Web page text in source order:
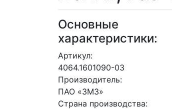
Основные
характеристики:
Артикул:
4064.1601090-03
Производитель:
ПАО «ЗМЗ»
Страна производства: